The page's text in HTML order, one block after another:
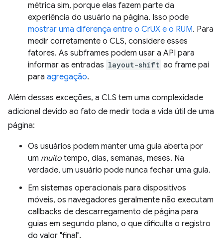
métrica sim, porque elas fazem parte da
experiência do usuário na página. Isso pode
mostrar uma diferença entre o CrUX e o RUM. Para
medir corretamente o CLS, considere esses
fatores. As subframes podem usar a API para
informar as entradas layout-shift ao frame pai
para agregação.
Além dessas exceções, a CLS tem uma complexidade
adicional devido ao fato de medir toda a vida útil de uma
página:
Os usuários podem manter uma guia aberta por
um muito tempo, dias, semanas, meses. Na
verdade, um usuário pode nunca fechar uma guia.
Em sistemas operacionais para dispositivos
móveis, os navegadores geralmente não executam
callbacks de descarregamento de página para
guias em segundo plano, o que dificulta o registro
do valor "final".